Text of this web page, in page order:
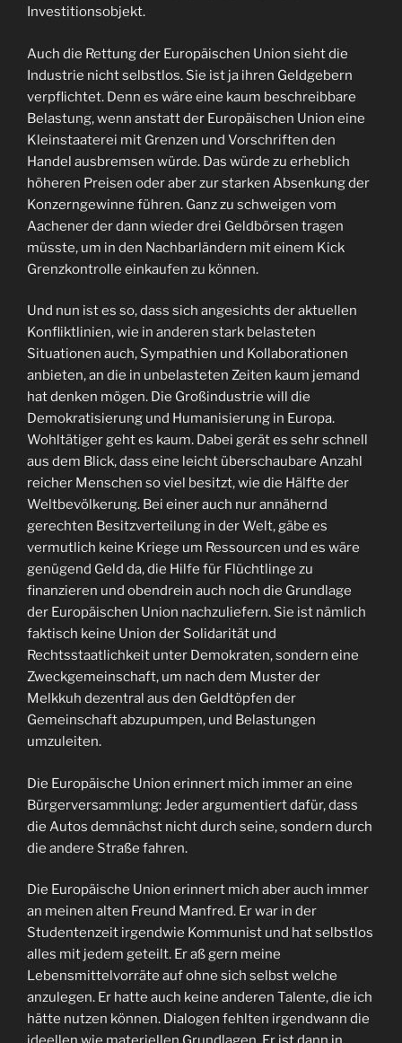
Investitionsobjekt.
Auch die Rettung der Europäischen Union sieht die
Industrie nicht selbstlos. Sie ist ja ihren Geldgebern
verpflichtet. Denn es wäre eine kaum beschreibbare
Belastung, wenn anstatt der Europäischen Union eine
Kleinstaaterei mit Grenzen und Vorschriften den
Handel ausbremsen würde. Das würde zu erheblich
höheren Preisen oder aber zur starken Absenkung der
Konzerngewinne führen. Ganz zu schweigen vom
Aachener der dann wieder drei Geldbörsen tragen
müsste, um in den Nachbarländern mit einem Kick
Grenzkontrolle einkaufen zu können.
Und nun ist es so, dass sich angesichts der aktuellen
Konfliktlinien, wie in anderen stark belasteten
Situationen auch, Sympathien und Kollaborationen
anbieten, an die in unbelasteten Zeiten kaum jemand
hat denken mögen. Die Großindustrie will die
Demokratisierung und Humanisierung in Europa.
Wohltätiger geht es kaum. Dabei gerät es sehr schnell
aus dem Blick, dass eine leicht überschaubare Anzahl
reicher Menschen so viel besitzt, wie die Hälfte der
Weltbevölkerung. Bei einer auch nur annähernd
gerechten Besitzverteilung in der Welt, gäbe es
vermutlich keine Kriege um Ressourcen und es wäre
genügend Geld da, die Hilfe für Flüchtlinge zu
finanzieren und obendrein auch noch die Grundlage
der Europäischen Union nachzuliefern. Sie ist nämlich
faktisch keine Union der Solidarität und
Rechtsstaatlichkeit unter Demokraten, sondern eine
Zweckgemeinschaft, um nach dem Muster der
Melkkuh dezentral aus den Geldtöpfen der
Gemeinschaft abzupumpen, und Belastungen
umzuleiten.
Die Europäische Union erinnert mich immer an eine
Bürgerversammlung: Jeder argumentiert dafür, dass
die Autos demnächst nicht durch seine, sondern durch
die andere Straße fahren.
Die Europäische Union erinnert mich aber auch immer
an meinen alten Freund Manfred. Er war in der
Studentenzeit irgendwie Kommunist und hat selbstlos
alles mit jedem geteilt. Er aß gern meine
Lebensmittelvorräte auf ohne sich selbst welche
anzulegen. Er hatte auch keine anderen Talente, die ich
hätte nutzen können. Dialogen fehlten irgendwann die